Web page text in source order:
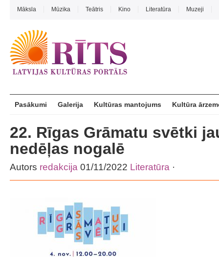
Māksla Mūzika Teātris Kino Literatūra Muzeji
Pasākumi Galerija Kultūras mantojums Kultūra
22. Rīgas Grāmatu svētki
nedēļas nogalē
Autors redakcija 01/11/2022 Literatūra ·